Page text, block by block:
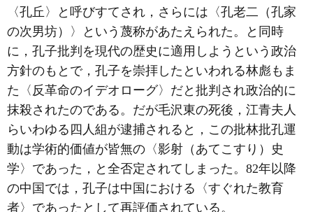
〈孔丘〉と呼びすてされ，さらには〈孔老二（孔家
の次男坊）〉という蔑称があたえられた。と同時
に，孔子批判を現代の歴史に適用しようという政治
方針のもとで，孔子を崇拝したといわれる林彪もま
た〈反革命のイデオローグ〉だと批判され政治的に
抹殺されたのである。だが毛沢東の死後，江青夫人
らいわゆる四人組が逮捕されると，この批林批孔運
動は学術的価値が皆無の〈影射（あてこすり）史
学〉であった，と全否定されてしまった。82年以降
の中国では，孔子は中国における〈すぐれた教育
者〉であったとして再評価されている。